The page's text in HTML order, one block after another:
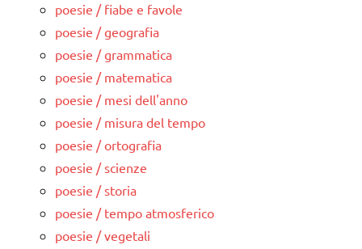
poesie / fiabe e favole
poesie / geografia
poesie / grammatica
poesie / matematica
poesie / mesi dell'anno
poesie / misura del tempo
poesie / ortografia
poesie / scienze
poesie / storia
poesie / tempo atmosferico
poesie / vegetali